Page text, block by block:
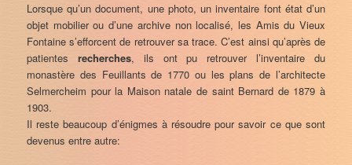
Lorsque qu’un document, une photo, un inventaire font état d’un
objet mobilier ou d’une archive non localisé, les Amis du Vieux
Fontaine s’efforcent de retrouver sa trace. C’est ainsi qu’après de
patientes recherches, ils ont pu retrouver l’inventaire du
monastère des Feuillants de 1770 ou les plans de l’architecte
Selmercheim pour la Maison natale de saint Bernard de 1879 à
1903.
Il reste beaucoup d’énigmes à résoudre pour savoir ce que sont
devenus entre autre: